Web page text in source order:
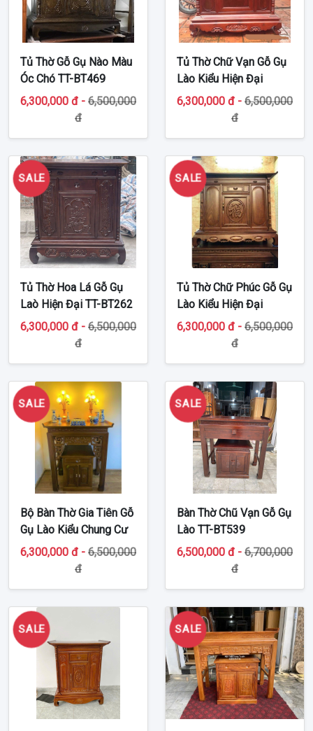
Tủ Thờ Gỗ Gụ Nào Màu
Óc Chó TT-BT469
6,300,000 đ - 6,500,000
đ
Tủ Thờ Chữ Vạn Gỗ Gụ
Lào Kiểu Hiện Đại
Chung Cư TT-BT250
6,300,000 đ - 6,500,000
đ
SALE
Tủ Thờ Hoa Lá Gỗ Gụ
Laò Hiện Đại TT-BT262
6,300,000 đ - 6,500,000
đ
SALE
Tủ Thờ Chữ Phúc Gỗ Gụ
Lào Kiểu Hiện Đại
Chung Cư TT-BT247
6,300,000 đ - 6,500,000
đ
SALE
Bộ Bàn Thờ Gia Tiên Gỗ
Gụ Lào Kiểu Chung Cư
TT-BT243
6,300,000 đ - 6,500,000
đ
SALE
Bàn Thờ Chũ Vạn Gỗ Gụ
Lào TT-BT539
6,500,000 đ - 6,700,000
đ
SALE SALE